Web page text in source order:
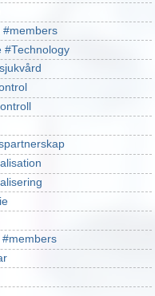
#members
#Technology